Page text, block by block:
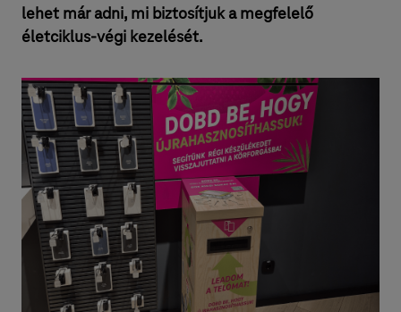
lehet már adni, mi biztosítjuk a megfelelő
életciklus-végi kezelését.